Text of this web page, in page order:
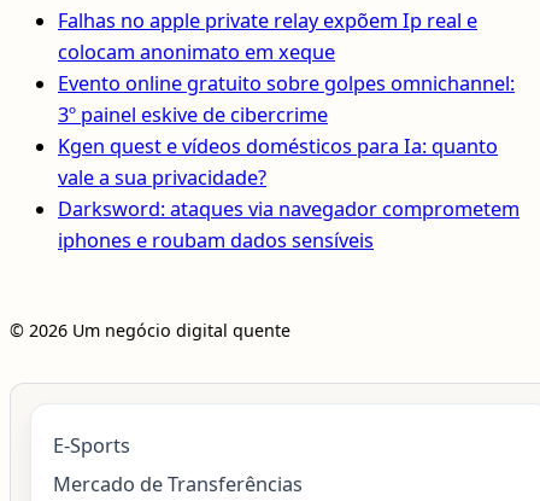
Falhas no apple private relay expõem Ip real e
colocam anonimato em xeque
Evento online gratuito sobre golpes omnichannel:
3º painel eskive de cibercrime
Kgen quest e vídeos domésticos para Ia: quanto
vale a sua privacidade?
Darksword: ataques via navegador comprometem
iphones e roubam dados sensíveis
© 2026 Um negócio digital quente
E-Sports
Mercado de Transferências